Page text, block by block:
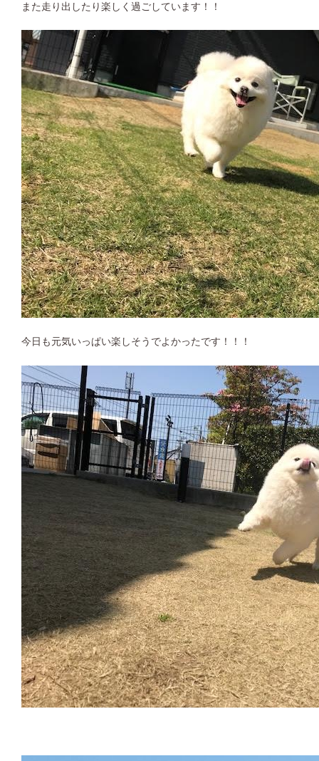
また走り出したり楽しく過ごしています！！
今日も元気いっぱい楽しそうでよかったです！！！